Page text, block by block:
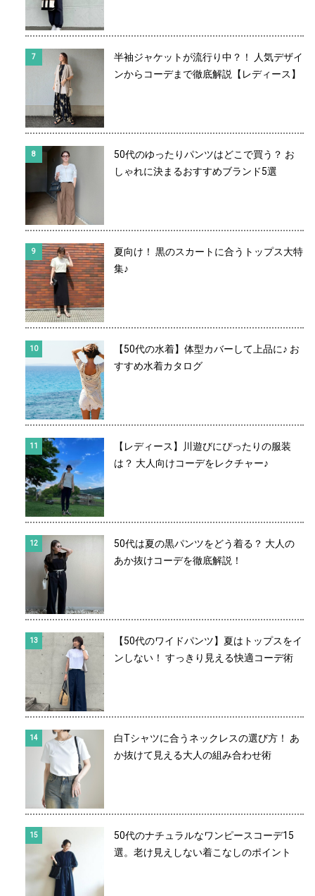
半袖ジャケットが流行り中？！ 人気デザイ
ンからコーデまで徹底解説【レディース】
50代のゆったりパンツはどこで買う？ お
しゃれに決まるおすすめブランド5選
夏向け！ 黒のスカートに合うトップス大特
集♪
【50代の水着】体型カバーして上品に♪ お
すすめ水着カタログ
【レディース】川遊びにぴったりの服装
は？ 大人向けコーデをレクチャー♪
50代は夏の黒パンツをどう着る？ 大人の
あか抜けコーデを徹底解説！
【50代のワイドパンツ】夏はトップスをイ
ンしない！ すっきり見える快適コーデ術
白Tシャツに合うネックレスの選び方！ あ
か抜けて見える大人の組み合わせ術
50代のナチュラルなワンピースコーデ15
選。老け見えしない着こなしのポイント